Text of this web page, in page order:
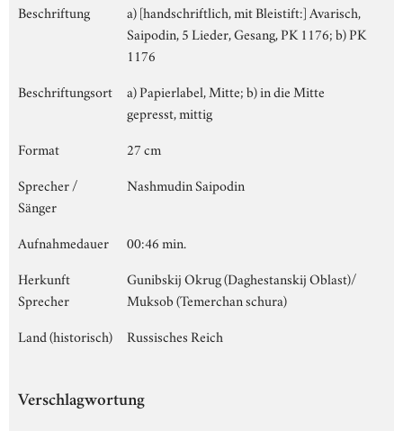
Beschriftung
a) [handschriftlich, mit Bleistift:] Avarisch,
Saipodin, 5 Lieder, Gesang, PK 1176; b) PK
1176
Beschriftungsort
a) Papierlabel, Mitte; b) in die Mitte
gepresst, mittig
Format
27 cm
Sprecher /
Sänger
Nashmudin Saipodin
Aufnahmedauer
00:46 min.
Herkunft
Sprecher
Gunibskij Okrug (Daghestanskij Oblast)/
Muksob (Temerchan schura)
Land (historisch)
Russisches Reich
Verschlagwortung